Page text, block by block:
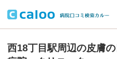
西18丁目駅周辺の皮膚